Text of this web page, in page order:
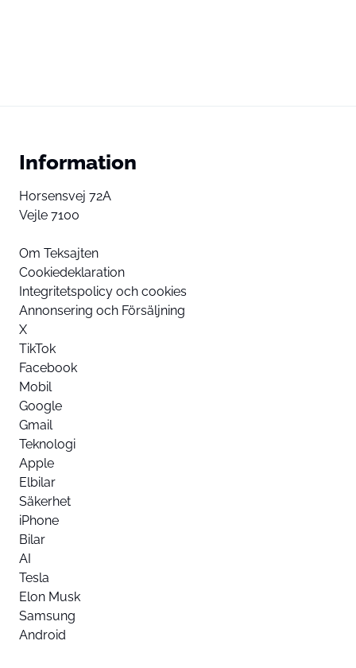
Information
Horsensvej 72A
Vejle 7100
Om Teksajten
Cookiedeklaration
Integritetspolicy och cookies
Annonsering och Försäljning
X
TikTok
Facebook
Mobil
Google
Gmail
Teknologi
Apple
Elbilar
Säkerhet
iPhone
Bilar
AI
Tesla
Elon Musk
Samsung
Android